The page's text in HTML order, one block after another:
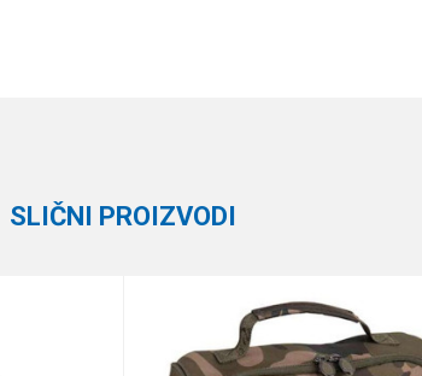
SLIČNI PROIZVODI